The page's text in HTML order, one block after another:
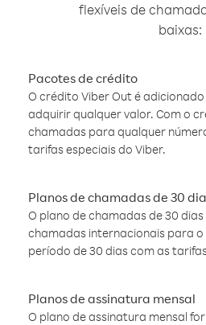
flexíveis de
baixas:
Pacotes de crédito
O crédito Viber Out é
adquirir qualquer valor. Com o
chamadas para qualquer
tarifas especiais do Viber.
Planos de chamadas de 30
O plano de chamadas de 30
chamadas internacionais para
período de 30 dias com as
Planos de assinatura mensal
O plano de assinatura mensal